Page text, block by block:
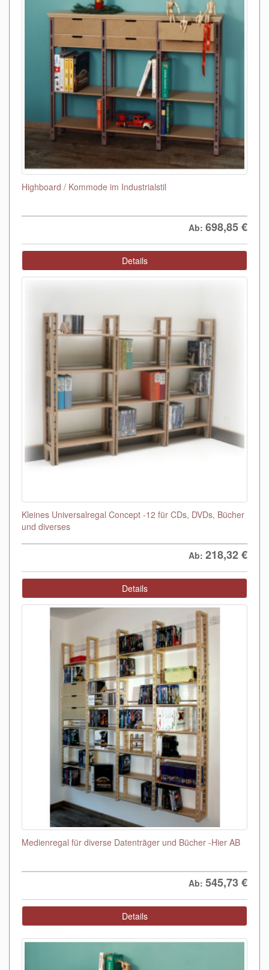
Highboard / Kommode im Industrialstil
Ab: 698,85€
Details
Kleines Universalregal Concept -12 für CDs, DVDs, Bücher
und diverses
Ab: 218,32€
Details
Medienregal für diverse Datenträger und Bücher -Hier AB
Ab: 545,73€
Details